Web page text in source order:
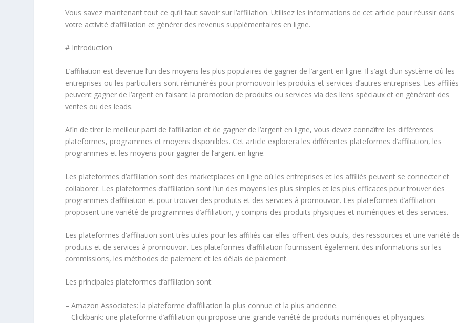
Vous savez maintenant tout ce qu’il faut savoir sur l’affiliation. Utilisez les informations de cet article pour réussir dans
votre activité d’affiliation et générer des revenus supplémentaires en ligne.
# Introduction
L’affiliation est devenue l’un des moyens les plus populaires de gagner de l’argent en ligne. Il s’agit d’un système où les
entreprises ou les particuliers sont rémunérés pour promouvoir les produits et services d’autres entreprises. Les affiliés
peuvent gagner de l’argent en faisant la promotion de produits ou services via des liens spéciaux et en générant des
ventes ou des leads.
Afin de tirer le meilleur parti de l’affiliation et de gagner de l’argent en ligne, vous devez connaître les différentes
plateformes, programmes et moyens disponibles. Cet article explorera les différentes plateformes d’affiliation, les
programmes et les moyens pour gagner de l’argent en ligne.
Les plateformes d’affiliation sont des marketplaces en ligne où les entreprises et les affiliés peuvent se connecter et
collaborer. Les plateformes d’affiliation sont l’un des moyens les plus simples et les plus efficaces pour trouver des
programmes d’affiliation et pour trouver des produits et des services à promouvoir. Les plateformes d’affiliation
proposent une variété de programmes d’affiliation, y compris des produits physiques et numériques et des services.
Les plateformes d’affiliation sont très utiles pour les affiliés car elles offrent des outils, des ressources et une variété
produits et de services à promouvoir. Les plateformes d’affiliation fournissent également des informations sur les
commissions, les méthodes de paiement et les délais de paiement.
Les principales plateformes d’affiliation sont:
– Amazon Associates: la plateforme d’affiliation la plus connue et la plus ancienne.
– Clickbank: une plateforme d’affiliation qui propose une grande variété de produits numériques et physiques.